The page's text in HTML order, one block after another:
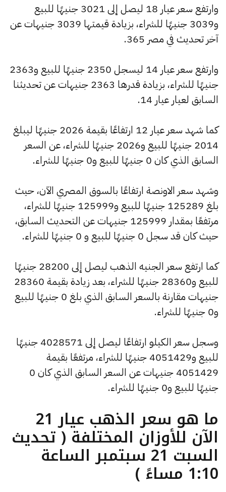
وارتفع سعر عيار 18 ليصل إلى 3021 جنيهًا للبيع
و3039 جنيهًا للشراء، بزيادة قيمتها 3039 جنيهات عن
آخر تحديث في مصر 365.
وارتفع سعر عيار 14 ليسجل 2350 جنيهًا للبيع و2363
جنيهًا للشراء، بزيادة قدرها 2363 جنيهات عن تحديثنا
السابق لعيار عيار 14.
كما شهد سعر عيار 12 ارتفاعًا بقيمة 2026 جنيهًا ليبلغ
2014 جنيهًا للبيع و2026 جنيهًا للشراء، عن السعر
السابق الذي كان 0 جنيهًا للبيع و0 جنيهًا للشراء.
وشهد سعر الاونصة ارتفاعًا بالسوق المصري الآن، حيث
بلغ 125289 جنيهًا للبيع و125999 جنيهًا للشراء،
مرتفعًا بمقدار 125999 جنيهات عن التحديث السابق،
حيث كان قد سجل 0 جنيهًا للبيع و 0 جنيهًا للشراء.
كما ارتفع سعر الجنيه الذهب ليصل إلى 28200 جنيهًا
للبيع و28360 جنيهًا للشراء، بعد زيادة بقيمة 28360
جنيهات مقارنة بالسعر السابق الذي بلغ 0 جنيهًا للبيع
و0 جنيهًا للشراء.
وسجل سعر الكيلو ارتفاعًا ليصل إلى 4028571 جنيهًا
للبيع و4051429 جنيهًا للشراء، مرتفعًا بقيمة
4051429 جنيهات عن السعر السابق الذي كان 0
جنيهًا للبيع و0 جنيهًا للشراء.
ما هو سعر الذهب عيار 21
الآن للأوزان المختلفة ( تحديث
السبت 21 سبتمبر الساعة
1:10 مساءً )